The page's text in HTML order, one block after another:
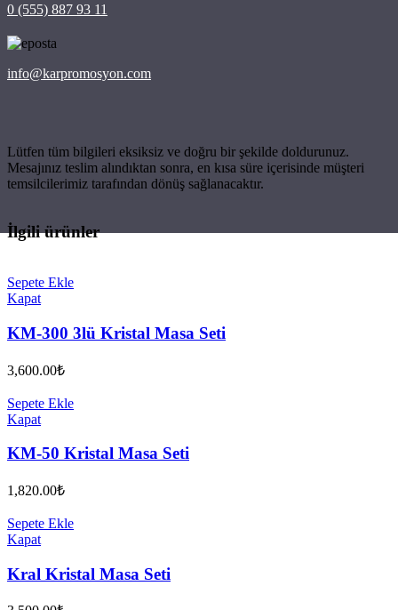
0 (555) 887 93 11
info@karpromosyon.com
Lütfen tüm bilgileri eksiksiz ve doğru bir şekilde doldurunuz.
Mesajınız teslim alındıktan sonra, en kısa süre içerisinde müşteri
temsilcilerimiz tarafından dönüş sağlanacaktır.
İlgili ürünler
Sepete Ekle
Kapat
KM-300 3lü Kristal Masa Seti
3,600.00₺
Sepete Ekle
Kapat
KM-50 Kristal Masa Seti
1,820.00₺
Sepete Ekle
Kapat
Kral Kristal Masa Seti